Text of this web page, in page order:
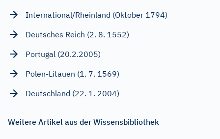
International/Rheinland (Oktober 1794)
Deutsches Reich (2. 8. 1552)
Portugal (20.2.2005)
Polen-Litauen (1. 7. 1569)
Deutschland (22. 1. 2004)
Weitere Artikel aus der Wissensbibliothek